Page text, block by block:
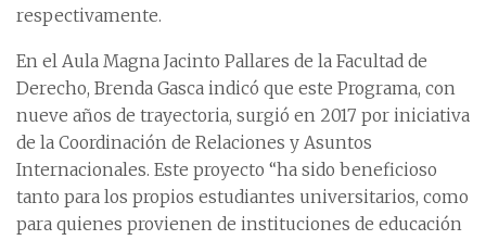
respectivamente.
En el Aula Magna Jacinto Pallares de la Facultad de
Derecho, Brenda Gasca indicó que este Programa, con
nueve años de trayectoria, surgió en 2017 por iniciativa
de la Coordinación de Relaciones y Asuntos
Internacionales. Este proyecto “ha sido beneficioso
tanto para los propios estudiantes universitarios, como
para quienes provienen de instituciones de educación